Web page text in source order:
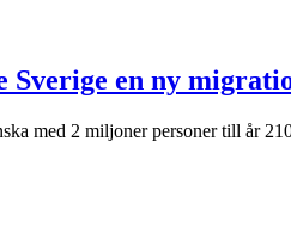
en ny
med 2 miljoner personer till år